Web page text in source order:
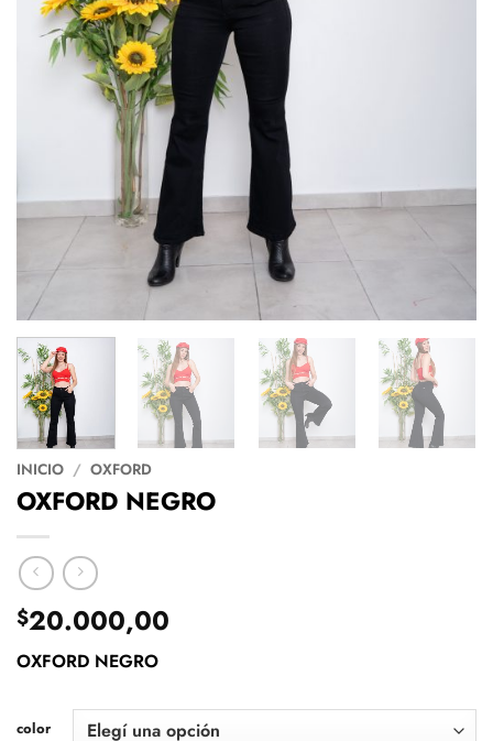
INICIO / OXFORD
OXFORD NEGRO
$20.000,00
OXFORD NEGRO
color